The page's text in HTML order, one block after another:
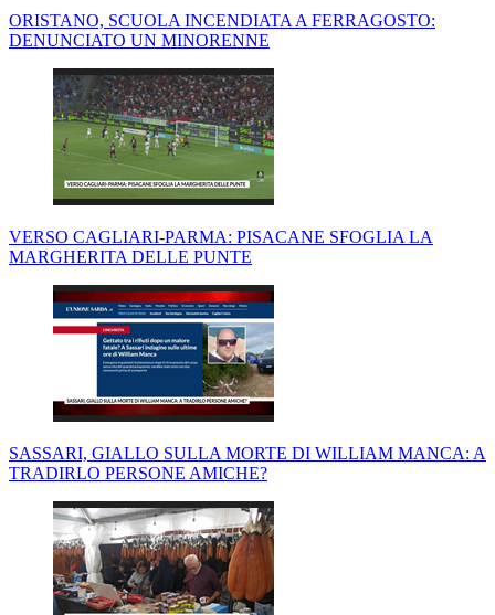
ORISTANO, SCUOLA INCENDIATA A FERRAGOSTO:
DENUNCIATO UN MINORENNE
VERSO CAGLIARI-PARMA: PISACANE SFOGLIA LA
MARGHERITA DELLE PUNTE
SASSARI, GIALLO SULLA MORTE DI WILLIAM MANCA: A
TRADIRLO PERSONE AMICHE?